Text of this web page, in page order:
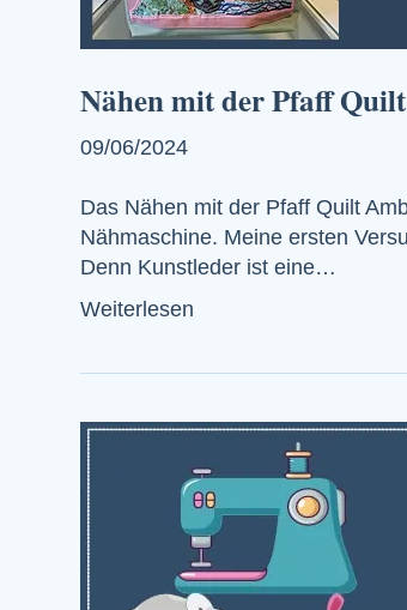
Nähen mit der Pfaff
09/06/2024
Das Nähen mit der Pfaff Quilt
Nähmaschine. Meine ersten
Denn Kunstleder ist eine…
Weiterlesen